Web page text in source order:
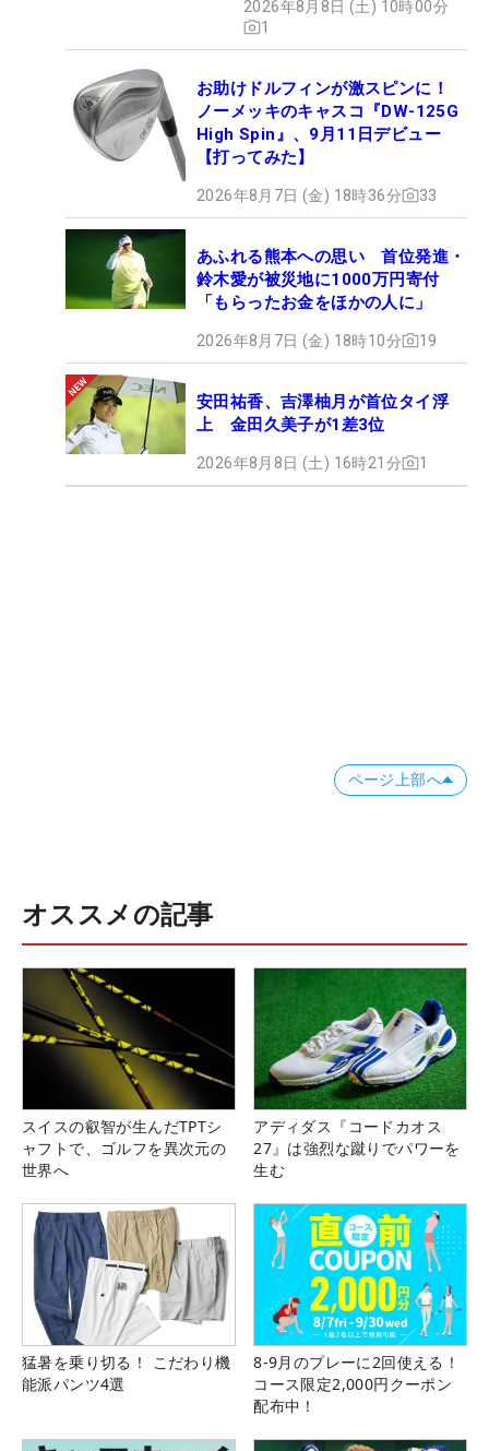
2026年8月8日 (土) 10時00分
1
お助けドルフィンが激スピンに！
ノーメッキのキャスコ『DW-125G
High Spin』、9月11日デビュー
【打ってみた】
2026年8月7日 (金) 18時36分 33
あふれる熊本への思い 首位発進・
鈴木愛が被災地に1000万円寄付
「もらったお金をほかの人に」
2026年8月7日 (金) 18時10分 19
安田祐香、吉澤柚月が首位タイ浮
上 金田久美子が1差3位
2026年8月8日 (土) 16時21分 1
ページ上部へ
オススメの記事
スイスの叡智が生んだTPTシ
ャフトで、ゴルフを異次元の
世界へ
アディダス『コードカオス
27』は強烈な蹴りでパワーを
生む
猛暑を乗り切る！ こだわり機
能派パンツ4選
8-9月のプレーに2回使える！
コース限定2,000円クーポン
配布中！